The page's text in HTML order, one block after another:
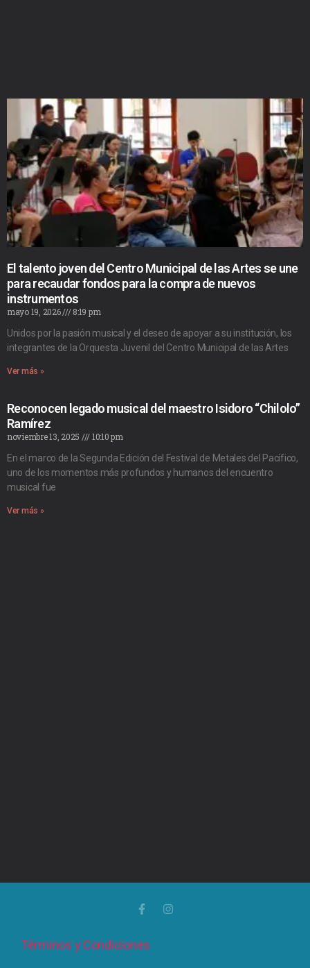
El talento joven del Centro Municipal de las Artes se une
para recaudar fondos para la compra de nuevos
instrumentos
mayo 19, 2026
8:19 pm
Unidos por la pasión musical y el deseo de apoyar a su institución, los
integrantes de la Orquesta Juvenil del Centro Municipal de las Artes
Ver más »
Reconocen legado musical del maestro Isidoro “Chilolo”
Ramírez
noviembre 13, 2025
10:10 pm
En el marco de la Segunda Edición del Festival de Metales del Pacífico,
uno de los momentos más profundos y humanos del encuentro
musical fue
Ver más »
Términos y Condiciones